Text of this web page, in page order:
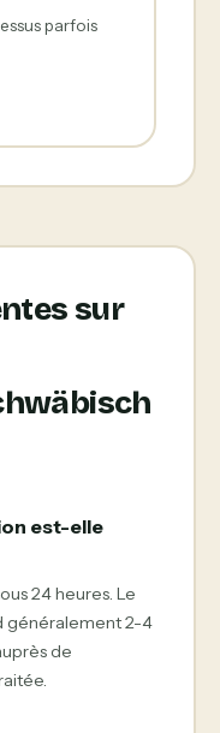
parfois
sur
est-elle
24 heures. Le
généralement 2-4
de